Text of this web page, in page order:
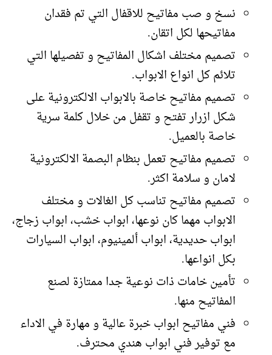
نسخ و صب مفاتيح للاقفال التي تم فقدان
مفاتيحها لكل اتقان.
تصميم مختلف اشكال المفاتيح و تفصيلها التي
تلائم كل انواع الابواب.
تصميم مفاتيح خاصة بالابواب الالكترونية على
شكل ازرار تفتح و تقفل من خلال كلمة سرية
خاصة بالعميل.
تصميم مفاتيح تعمل بنظام البصمة الالكترونية
لامان و سلامة اكثر.
تصميم مفاتيح تناسب كل الغالات و مختلف
الابواب مهما كان نوعها، ابواب خشب، ابواب زجاج،
ابواب حديدية، ابواب ألمينيوم، ابواب السيارات
بكل انواعها.
تأمين خامات ذات نوعية جدا ممتازة لصنع
المفاتيح منها.
فني مفاتيح ابواب خبرة عالية و مهارة في الاداء
مع توفير فني ابواب هندي محترف.